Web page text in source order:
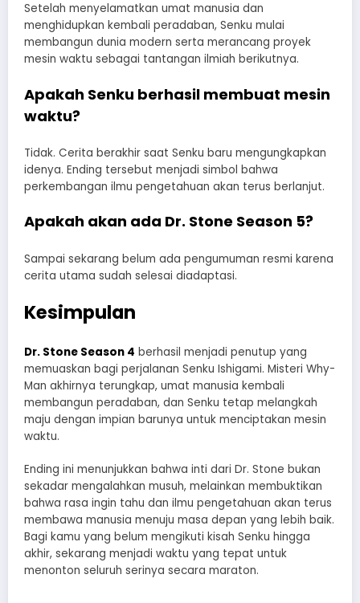
Setelah menyelamatkan umat manusia dan
menghidupkan kembali peradaban, Senku mulai
membangun dunia modern serta merancang proyek
mesin waktu sebagai tantangan ilmiah berikutnya.
Apakah Senku berhasil membuat mesin
waktu?
Tidak. Cerita berakhir saat Senku baru mengungkapkan
idenya. Ending tersebut menjadi simbol bahwa
perkembangan ilmu pengetahuan akan terus berlanjut.
Apakah akan ada Dr. Stone Season 5?
Sampai sekarang belum ada pengumuman resmi karena
cerita utama sudah selesai diadaptasi.
Kesimpulan
Dr. Stone Season 4 berhasil menjadi penutup yang
memuaskan bagi perjalanan Senku Ishigami. Misteri Why-
Man akhirnya terungkap, umat manusia kembali
membangun peradaban, dan Senku tetap melangkah
maju dengan impian barunya untuk menciptakan mesin
waktu.
Ending ini menunjukkan bahwa inti dari Dr. Stone bukan
sekadar mengalahkan musuh, melainkan membuktikan
bahwa rasa ingin tahu dan ilmu pengetahuan akan terus
membawa manusia menuju masa depan yang lebih baik.
Bagi kamu yang belum mengikuti kisah Senku hingga
akhir, sekarang menjadi waktu yang tepat untuk
menonton seluruh serinya secara maraton.